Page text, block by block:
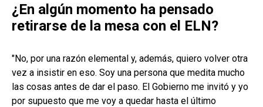
¿En algún momento ha pensado
retirarse de la mesa con el ELN?
"No, por una razón elemental y, además, quiero volver otra
vez a insistir en eso. Soy una persona que medita mucho
las cosas antes de dar el paso. El Gobierno me invitó y yo
por supuesto que me voy a quedar hasta el último